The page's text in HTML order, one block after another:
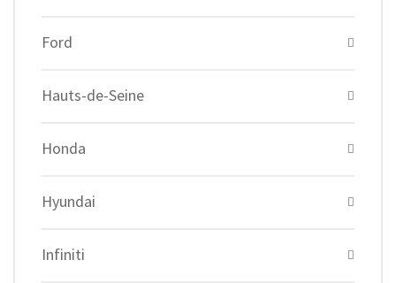
Ford
Hauts-de-Seine
Honda
Hyundai
Infiniti